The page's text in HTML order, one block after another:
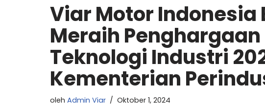
Viar Motor Indonesia
Meraih
Teknologi Industri
Kementerian
oleh Admin Viar Oktober 1, 2024